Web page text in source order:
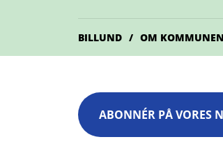
BILLUND OM KOMMUNEN
ABONNÉR PÅ VORES